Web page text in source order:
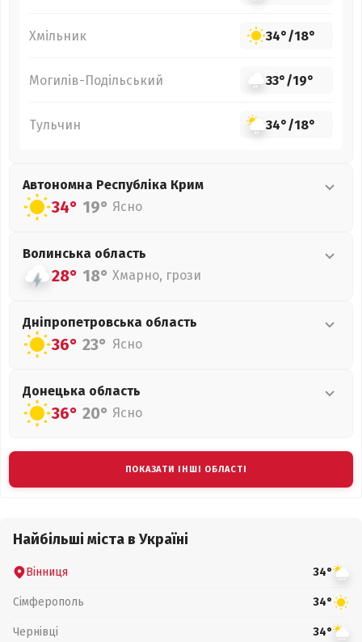
Хмільник 34°/18°
Могилів-Подільський 33°/19°
Тульчин 34°/18°
Автономна Республіка Крим
34° 19° Ясно
Волинська область
28° 18° Хмарно, грози
Дніпропетровська область
36° 23° Ясно
Донецька область
36° 20° Ясно
ПОКАЗАТИ ІНШІ ОБЛАСТІ
Найбільші міста в Україні
Вінниця 34°
Сімферополь 34°
Чернівці 34°